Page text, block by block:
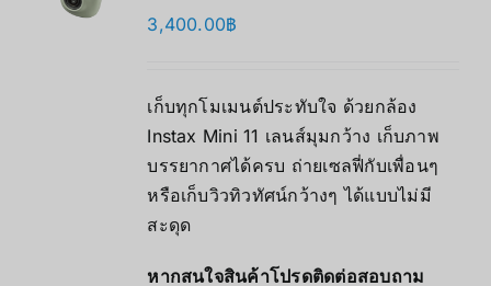
3,400.00฿
เก็บทุกโมเมนต์ประทับใจ ด้วยกล้อง
Instax Mini 11 เลนส์มุมกว้าง เก็บภาพ
บรรยากาศได้ครบ ถ่ายเซลฟี่กับเพื่อนๆ
หรือเก็บวิวทิวทัศน์กว้างๆ ได้แบบไม่มี
สะดุด
หากสนใจสินค้าโปรดติดต่อสอบถาม